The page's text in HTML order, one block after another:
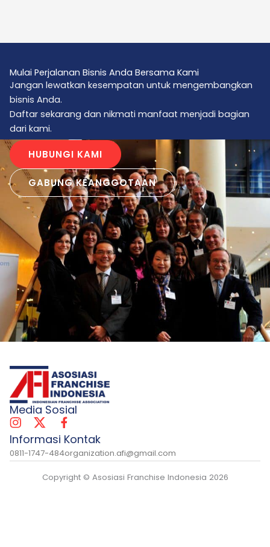
Mulai Perjalanan Bisnis Anda Bersama Kami
Jangan lewatkan kesempatan untuk mengembangkan
bisnis Anda.
Daftar sekarang dan nikmati manfaat menjadi bagian
dari kami.
HUBUNGI KAMI
GABUNG KEANGGOTAAN
Media Sosial
Informasi Kontak
0811-1747-484organization.afi@gmail.com
Copyright © Asosiasi Franchise Indonesia 2026